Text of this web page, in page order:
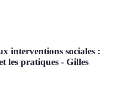
interventions sociales :
les pratiques - Gilles